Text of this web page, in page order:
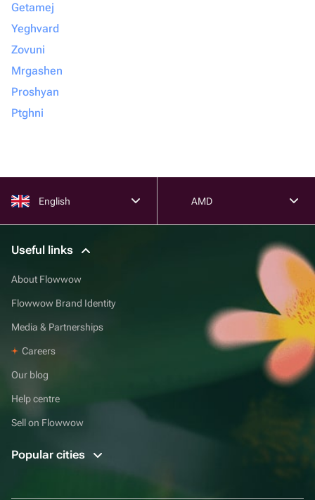
Getamej
Yeghvard
Zovuni
Mrgashen
Proshyan
Ptghni
English AMD
Useful links
About Flowwow
Flowwow Brand Identity
Media & Partnerships
Careers
Our blog
Help centre
Sell on Flowwow
Popular cities